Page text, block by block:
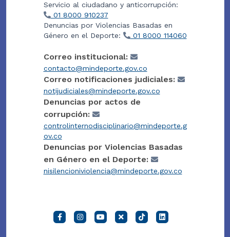
Servicio al ciudadano y anticorrupción:
01 8000 910237
Denuncias por Violencias Basadas en
Género en el Deporte:
01 8000 114060
Correo institucional:
contacto@mindeporte.gov.co
Correo notificaciones judiciales:
notijudiciales@mindeporte.gov.co
Denuncias por actos de
corrupción:
controlinternodisciplinario@mindeporte.g
ov.co
Denuncias por Violencias Basadas
en Género en el Deporte:
nisilencioniviolencia@mindeporte.gov.co